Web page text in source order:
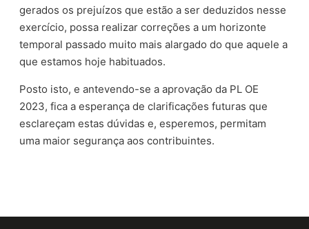
gerados os prejuízos que estão a ser deduzidos nesse
exercício, possa realizar correções a um horizonte
temporal passado muito mais alargado do que aquele a
que estamos hoje habituados.
Posto isto, e antevendo-se a aprovação da PL OE
2023, fica a esperança de clarificações futuras que
esclareçam estas dúvidas e, esperemos, permitam
uma maior segurança aos contribuintes.